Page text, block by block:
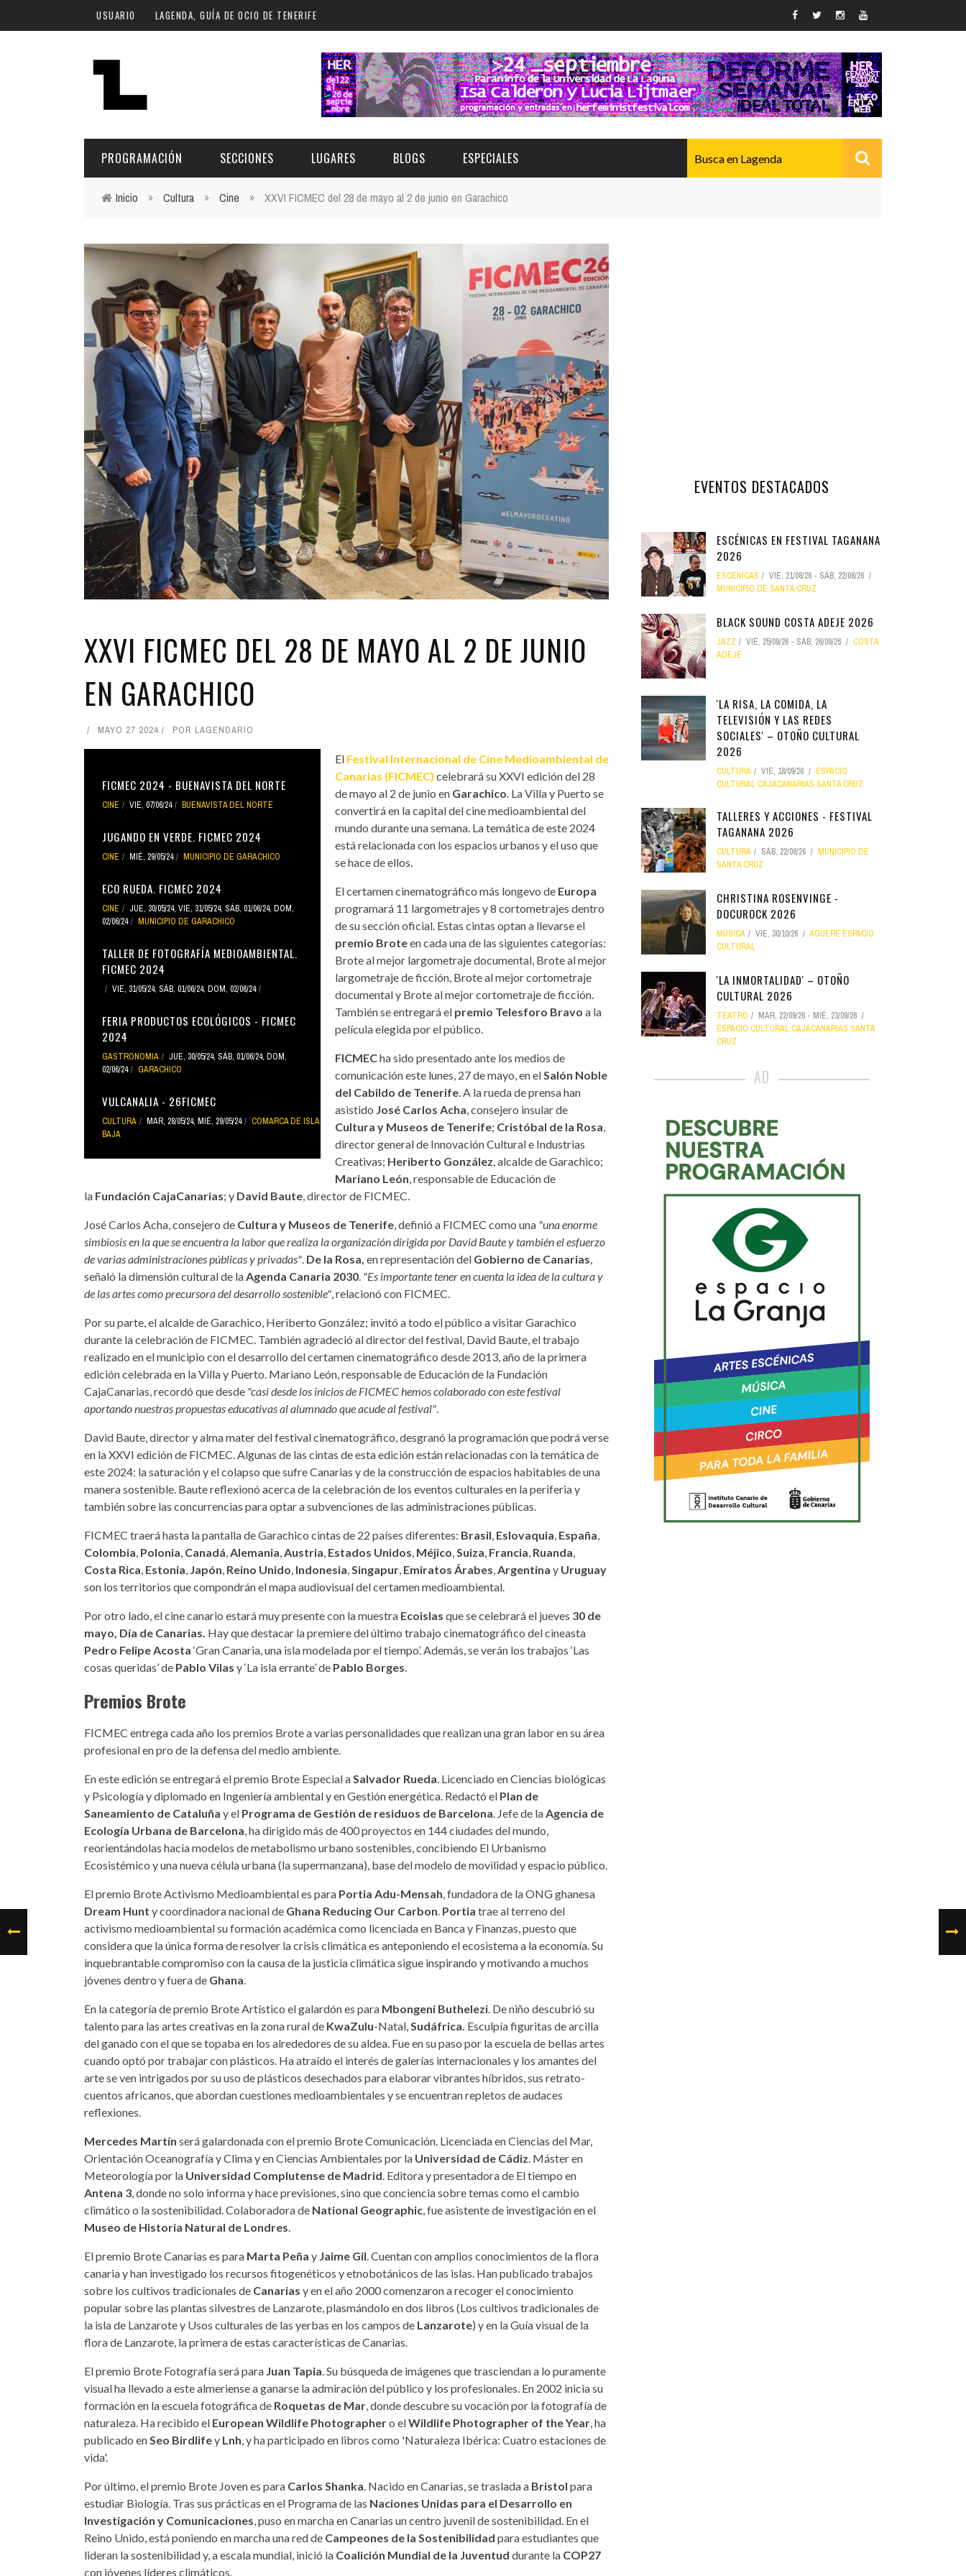
Pasar al contenido principal
USUARIO LAGENDA, GUÍA DE OCIO DE TENERIFE
PROGRAMACIÓN
Plan Finde
Norte
Sur
Santa Cruz | La Laguna
Islas
Cultura
Deporte y Naturaleza
Infantil
Música
Escénicas
SECCIONES
ESCÉNICAS
CULTURA
GASTRONOMÍA
INFANTIL
LUGARES
ESPACIOS CULTURALES
NOCHE
LOCALES CON ACTUACIONES
COMERCIO
GASTRO
FORMATIVO
BLOGS ESPECIALES
TENERIFE PHE FESTIVAL 2026
XXVII VERANO DE CUENTO
Inicio » Cultura » Cine » XXVI FICMEC del 28 de mayo al 2 de junio en Garachico
XXVI FICMEC DEL 28 DE MAYO AL 2 DE JUNIO
EN GARACHICO
MAYO 27 2024 POR LAGENDARIO
FICMEC 2024 - BUENAVISTA DEL NORTE
CINE VIE, 07/06/24 BUENAVISTA DEL NORTE
JUGANDO EN VERDE. FICMEC 2024
CINE MIÉ, 29/05/24 MUNICIPIO DE GARACHICO
ECO RUEDA. FICMEC 2024
CINE JUE, 30/05/24, VIE, 31/05/24, SÁB, 01/06/24, DOM,
02/06/24
MUNICIPIO DE GARACHICO
TALLER DE FOTOGRAFÍA MEDIOAMBIENTAL.
FICMEC 2024
VIE, 31/05/24, SÁB, 01/06/24, DOM, 02/06/24
FERIA PRODUCTOS ECOLÓGICOS - FICMEC
2024
GASTRONOMIA JUE, 30/05/24, SÁB, 01/06/24, DOM,
02/06/24
GARACHICO
VULCANALIA - 26FICMEC
CULTURA MAR, 28/05/24, MIÉ, 29/05/24
COMARCA DE ISLA
BAJA
ElFestival Internacional de Cine Medioambiental de
Canarias (FICMEC) celebrará su XXVI edición del 28
de mayo al 2 de junio enGarachico . La Villa y Puerto se
convertirá en la capital del cine medioambiental del
mundo durante una semana. La temática de este 2024
está relacionada con los espacios urbanos y el uso que
se hace de ellos.
El certamen cinematográfico más longevo deEuropa
programará 11 largometrajes y 8 cortometrajes dentro
de su sección oficial. Estas cintas optan a llevarse el
premio Broteen cada una de las siguientes categorías:
Brote al mejor largometraje documental, Brote al mejor
largometraje de ficción, Brote al mejor cortometraje
documental y Brote al mejor cortometraje de ficción.
También se entregará elpremio Telesforo Bravo a la
película elegida por el público.
FICMECha sido presentado ante los medios de
comunicación este lunes, 27 de mayo, en el Salón Noble
del Cabildo de Tenerife. A la rueda de prensa han
asistido José Carlos Acha , consejero insular de
Cultura y Museos de Tenerife; Cristóbal de la Rosa
director general de Innovación Cultural e Industrias
Creativas; Heriberto González , alcalde de Garachico;
Mariano León , responsable de Educación de
la Fundación CajaCanarias; y David Baute , director de FICMEC.
José Carlos Acha, consejero de Cultura y Museos de Tenerife , definió a FICMEC como una "una enorme
simbiosis en la que se encuentra la labor que realiza la organización dirigida por David Baute y también el esfuerzo
de varias administraciones públicas y privadas" De la Rosa, en representación del Gobierno de Canarias
señaló la dimensión cultural de la Agenda Canaria 2030 "Es importante tener en cuenta la idea de la cultura y
de las artes como precursora del desarrollo sostenible" , relacionó con FICMEC.
Por su parte, el alcalde de Garachico, Heriberto González; invitó a todo el público a visitar Garachico
durante la celebración de FICMEC. También agradeció al director del festival, David Baute, el trabajo
realizado en el municipio con el desarrollo del certamen cinematográfico desde 2013, año de la primera
edición celebrada en la Villa y Puerto. Mariano León, responsable de Educación de la Fundación
CajaCanarias, recordó que desde "casi desde los inicios de FICMEC hemos colaborado con este festival
aportando nuestras propuestas educativas al alumnado que acude al festival"
David Baute, director y alma mater del festival cinematográfico, desgranó la programación que podrá verse
en la XXVI edición de FICMEC. Algunas de las cintas de esta edición están relacionadas con la temática de
este 2024: la saturación y el colapso que sufre Canarias y de la construcción de espacios habitables de una
manera sostenible. Baute reflexionó acerca de la celebración de los eventos culturales en la periferia y
también sobre las concurrencias para optar a subvenciones de las administraciones públicas.
FICMEC traerá hasta la pantalla de Garachico cintas de 22 países diferentes: Brasil Eslovaquia España
Colombia Polonia Canadá Alemania Austria Estados Unidos Méjico Suiza Francia Ruanda
Costa Rica Estonia Japón Reino Unido Indonesia Singapur Emiratos Árabes Argentina y Uruguay
son los territorios que compondrán el mapa audiovisual del certamen medioambiental.
Por otro lado, el cine canario estará muy presente con la muestra Ecoislas que se celebrará el jueves 30 de
mayo, Día de Canarias. Hay que destacar la premiere del último trabajo cinematográfico del cineasta
Pedro Felipe Acosta ‘Gran Canaria, una isla modelada por el tiempo’. Además, se verán los trabajos ‘Las
cosas queridas’ de Pablo Vilas y ‘La isla errante’ de Pablo Borges
Premios Brote
FICMEC entrega cada año los premios Brote a varias personalidades que realizan una gran labor en su área
profesional en pro de la defensa del medio ambiente.
En este edición se entregará el premio Brote Especial a Salvador Rueda . Licenciado en Ciencias biológicas
y Psicología y diplomado en Ingeniería ambiental y en Gestión energética. Redactó el Plan de
Saneamiento de Cataluña y el Programa de Gestión de residuos de Barcelona . Jefe de la Agencia de
Ecología Urbana de Barcelona , ha dirigido más de 400 proyectos en 144 ciudades del mundo,
reorientándolas hacia modelos de metabolismo urbano sostenibles, concibiendo El Urbanismo
Ecosistémico y una nueva célula urbana (la supermanzana), base del modelo de movilidad y espacio público.
El premio Brote Activismo Medioambiental es para Portia Adu-Mensah , fundadora de la ONG ghanesa
Dream Hunt y coordinadora nacional de Ghana Reducing Our Carbon Portia trae al terreno del
activismo medioambiental su formación académica como licenciada en Banca y Finanzas, puesto que
considera que la única forma de resolver la crisis climática es anteponiendo el ecosistema a la economía. Su
inquebrantable compromiso con la causa de la justicia climática sigue inspirando y motivando a muchos
jóvenes dentro y fuera de Ghana
En la categoría de premio Brote Artístico el galardón es para Mbongeni Buthelezi . De niño descubrió su
talento para las artes creativas en la zona rural de KwaZulu-Natal, Sudáfrica. Esculpía figuritas de arcilla
del ganado con el que se topaba en los alrededores de su aldea. Fue en su paso por la escuela de bellas artes
cuando optó por trabajar con plásticos. Ha atraído el interés de galerías internacionales y los amantes del
arte se ven intrigados por su uso de plásticos desechados para elaborar vibrantes híbridos, sus retrato-
cuentos africanos, que abordan cuestiones medioambientales y se encuentran repletos de audaces
reflexiones.
Mercedes Martín será galardonada con el premio Brote Comunicación. Licenciada en Ciencias del Mar,
Orientación Oceanografía y Clima y en Ciencias Ambientales por la Universidad de Cádiz . Máster en
Meteorología por la Universidad Complutense de Madrid . Editora y presentadora de El tiempo en
Antena 3 , donde no solo informa y hace previsiones, sino que conciencia sobre temas como el cambio
climático o la sostenibilidad. Colaboradora de National Geographic , fue asistente de investigación en el
Museo de Historia Natural de Londres
El premio Brote Canarias es para Marta Peña y Jaime Gil . Cuentan con amplios conocimientos de la flora
canaria y han investigado los recursos fitogenéticos y etnobotánicos de las islas. Han publicado trabajos
sobre los cultivos tradicionales de Canarias y en el año 2000 comenzaron a recoger el conocimiento
popular sobre las plantas silvestres de Lanzarote, plasmándolo en dos libros (Los cultivos tradicionales de
la isla de Lanzarote y Usos culturales de las yerbas en los campos de Lanzarote) y en la Guía visual de la
flora de Lanzarote, la primera de estas características de Canarias.
El premio Brote Fotografía será para Juan Tapia . Su búsqueda de imágenes que trasciendan a lo puramente
visual ha llevado a este almeriense a ganarse la admiración del público y los profesionales. En 2002 inicia su
formación en la escuela fotográfica de Roquetas de Mar , donde descubre su vocación por la fotografía de
naturaleza. Ha recibido el European Wildlife Photographero elWildlife Photographer of the Year , ha
publicado en Seo Birdlifey Lnh , y ha participado en libros como 'Naturaleza Ibérica: Cuatro estaciones de
vida'.
Por último, el premio Brote Joven es para Carlos Shanka . Nacido en Canarias, se traslada a Bristol para
estudiar Biología. Tras sus prácticas en el Programa de las Naciones Unidas para el Desarrollo en
Investigación y Comunicaciones , puso en marcha en Canarias un centro juvenil de sostenibilidad. En el
Reino Unido, está poniendo en marcha una red de Campeones de la Sostenibilidad para estudiantes que
lideran la sostenibilidad y, a escala mundial, inició la Coalición Mundial de la Juventud durante la COP27
con jóvenes líderes climáticos.
EVENTOS DESTACADOS
ESCÉNICAS EN FESTIVAL TAGANANA
2026
ESCÉNICAS VIE, 21/08/26 - SÁB, 22/08/26
MUNICIPIO DE SANTA CRUZ
BLACK SOUND COSTA ADEJE 2026
JAZZ VIE, 25/09/26 - SÁB, 26/09/26
COSTA
ADEJE
'LA RISA, LA COMIDA, LA
TELEVISIÓN Y LAS REDES
SOCIALES' – OTOÑO CULTURAL
2026
CULTURA VIE, 18/09/26
ESPACIO
CULTURAL CAJACANARIAS SANTA CRUZ
TALLERES Y ACCIONES - FESTIVAL
TAGANANA 2026
CULTURA SÁB, 22/08/26
MUNICIPIO DE
SANTA CRUZ
CHRISTINA ROSENVINGE -
DOCUROCK 2026
MÚSICA VIE, 30/10/26
AGUERE ESPACIO
CULTURAL
'LA INMORTALIDAD' – OTOÑO
CULTURAL 2026
TEATRO MAR, 22/09/26 - MIÉ, 23/09/26
ESPACIO CULTURAL CAJACANARIAS SANTA
CRUZ
AD